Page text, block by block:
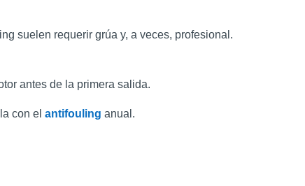
suelen requerir grúa y, a veces, profesional.
antes de la primera salida.
con el antifouling anual.